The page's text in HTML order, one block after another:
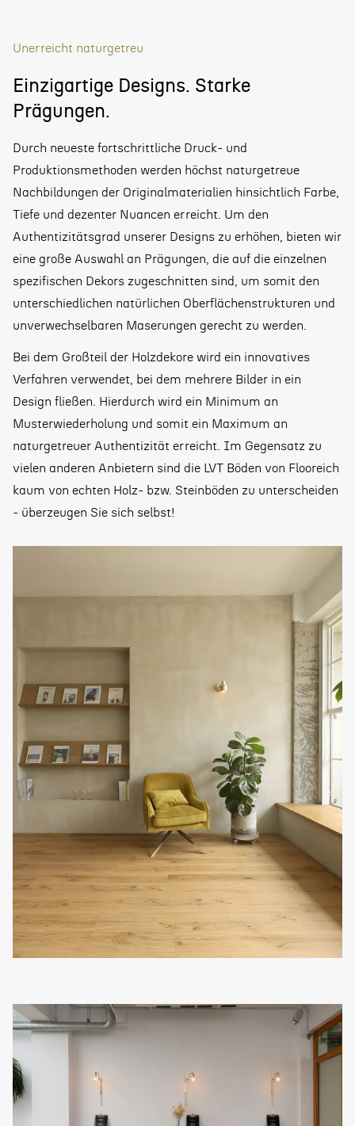
Unerreicht naturgetreu
Einzigartige Designs. Starke
Prägungen.
Durch neueste fortschrittliche Druck- und
Produktionsmethoden werden höchst naturgetreue
Nachbildungen der Originalmaterialien hinsichtlich Farbe,
Tiefe und dezenter Nuancen erreicht. Um den
Authentizitätsgrad unserer Designs zu erhöhen, bieten wir
eine große Auswahl an Prägungen, die auf die einzelnen
spezifischen Dekors zugeschnitten sind, um somit den
unterschiedlichen natürlichen Oberflächenstrukturen und
unverwechselbaren Maserungen gerecht zu werden.
Bei dem Großteil der Holzdekore wird ein innovatives
Verfahren verwendet, bei dem mehrere Bilder in ein
Design fließen. Hierdurch wird ein Minimum an
Musterwiederholung und somit ein Maximum an
naturgetreuer Authentizität erreicht. Im Gegensatz zu
vielen anderen Anbietern sind die LVT Böden von Flooreich
kaum von echten Holz- bzw. Steinböden zu unterscheiden
- überzeugen Sie sich selbst!